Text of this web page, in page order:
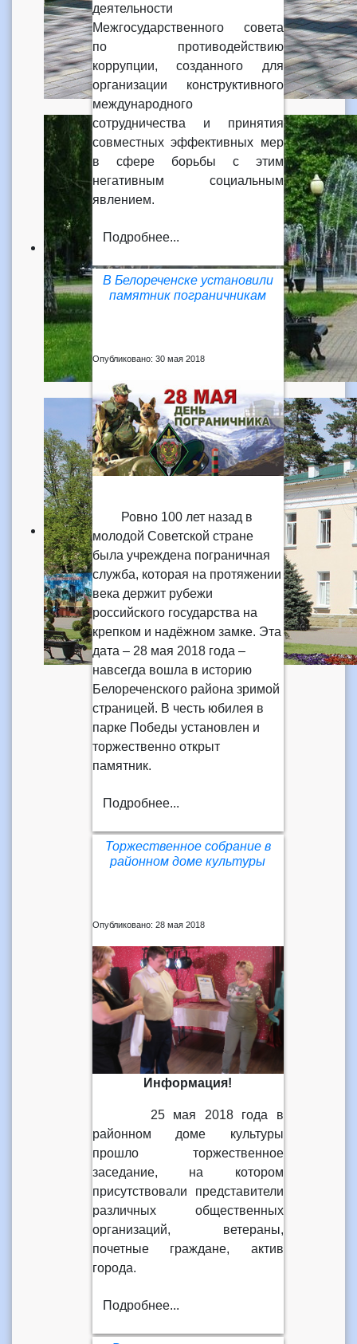
деятельности
Межгосударственного совета
по противодействию
коррупции, созданного для
организации конструктивного
международного
сотрудничества и принятия
совместных эффективных мер
в сфере борьбы с этим
негативным социальным
явлением.
Подробнее...
В Белореченске установили
памятник пограничникам
Опубликовано: 30 мая 2018
Ровно 100 лет назад в
молодой Советской стране
была учреждена пограничная
служба, которая на протяжении
века держит рубежи
российского государства на
крепком и надёжном замке. Эта
дата – 28 мая 2018 года –
навсегда вошла в историю
Белореченского района зримой
страницей. В честь юбилея в
парке Победы установлен и
торжественно открыт
памятник.
Подробнее...
Торжественное собрание в
районном доме культуры
Опубликовано: 28 мая 2018
Информация!
25 мая 2018 года в
районном доме культуры
прошло торжественное
заседание, на котором
присутствовали представители
различных общественных
организаций, ветераны,
почетные граждане, актив
города.
Подробнее...